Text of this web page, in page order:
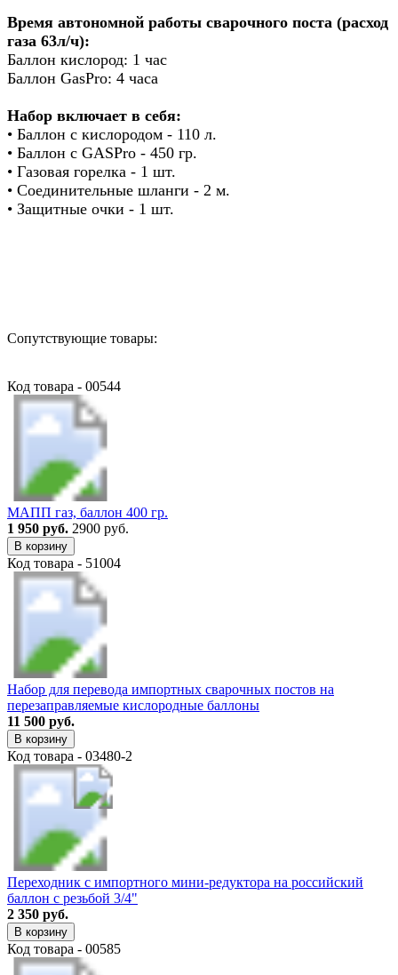
Время автономной работы сварочного поста (расход
газа 63л/ч):
Баллон кислород: 1 час
Баллон GasPro: 4 часа
Набор включает в себя:
• Баллон с кислородом - 110 л.
• Баллон с GASPro - 450 гр.
• Газовая горелка - 1 шт.
• Соединительные шланги - 2 м.
• Защитные очки - 1 шт.
Сопутствующие товары:
Код товара - 00544
МАПП газ, баллон 400 гр.
1 950 руб. 2900 руб.
В корзину
Код товара - 51004
Набор для перевода импортных сварочных постов на
перезаправляемые кислородные баллоны
11 500 руб.
В корзину
Код товара - 03480-2
Переходник с импортного мини-редуктора на российский
баллон с резьбой 3/4"
2 350 руб.
В корзину
Код товара - 00585